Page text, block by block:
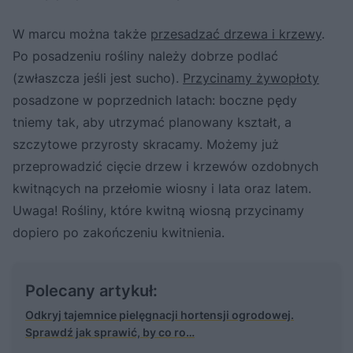
W marcu można także przesadzać drzewa i krzewy.
Po posadzeniu rośliny należy dobrze podlać
(zwłaszcza jeśli jest sucho). Przycinamy żywopłoty
posadzone w poprzednich latach: boczne pędy
tniemy tak, aby utrzymać planowany kształt, a
szczytowe przyrosty skracamy. Możemy już
przeprowadzić cięcie drzew i krzewów ozdobnych
kwitnących na przełomie wiosny i lata oraz latem.
Uwaga! Rośliny, które kwitną wiosną przycinamy
dopiero po zakończeniu kwitnienia.
Polecany artykuł:
Odkryj tajemnice pielęgnacji hortensji ogrodowej.
Sprawdź jak sprawić, by co ro…